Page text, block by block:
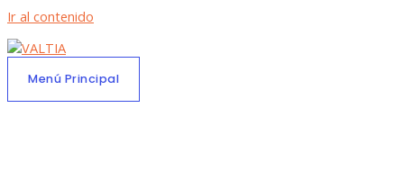
Ir al contenido
Menú Principal